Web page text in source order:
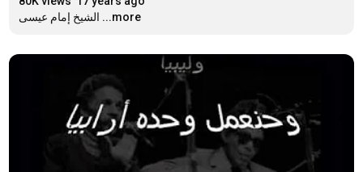
الشيخ إمام عيسى ...more